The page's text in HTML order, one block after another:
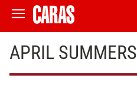
APRIL SUMMERS